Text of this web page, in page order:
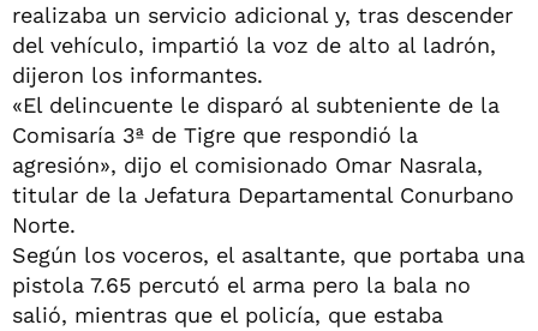
realizaba un servicio adicional y, tras descender
del vehículo, impartió la voz de alto al ladrón,
dijeron los informantes.
«El delincuente le disparó al subteniente de la
Comisaría 3ª de Tigre que respondió la
agresión», dijo el comisionado Omar Nasrala,
titular de la Jefatura Departamental Conurbano
Norte.
Según los voceros, el asaltante, que portaba una
pistola 7.65 percutó el arma pero la bala no
salió, mientras que el policía, que estaba